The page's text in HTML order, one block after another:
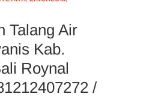
Talang Air
Kab.
Roynal
/